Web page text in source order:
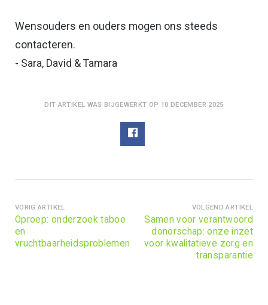
Wensouders en ouders mogen ons steeds
contacteren.
- Sara, David & Tamara
DIT ARTIKEL WAS BIJGEWERKT OP 10 DECEMBER 2025
VORIG ARTIKEL
Oproep: onderzoek taboe
en
vruchtbaarheidsproblemen
VOLGEND ARTIKEL
Samen voor verantwoord
donorschap: onze inzet
voor kwalitatieve zorg en
transparantie